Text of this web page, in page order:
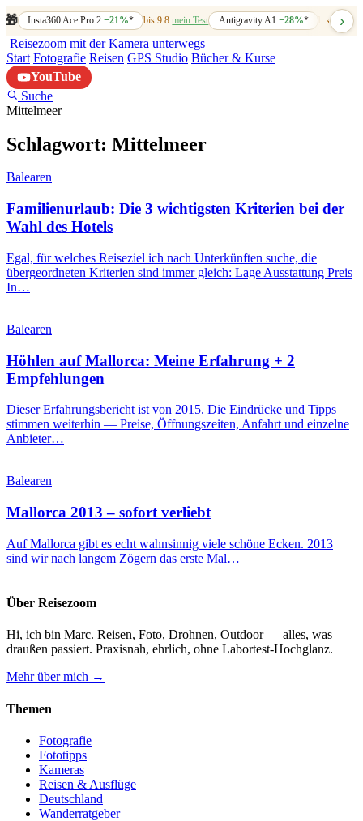
🎁 Insta360 Ace Pro 2−21%* bis 9.8.mein Test Antigravity A1 −28%* bis 7.8.
›
Reisezoom mit der Kamera unterwegs
Start Fotografie Reisen GPS Studio Bücher & Kurse
YouTube
Suche
Mittelmeer
Schlagwort: Mittelmeer
Balearen
Familienurlaub: Die 3 wichtigsten Kriterien bei der
Wahl des Hotels
Egal, für welches Reiseziel ich nach Unterkünften suche, die
übergeordneten Kriterien sind immer gleich: Lage Ausstattung Preis
In…
Balearen
Höhlen auf Mallorca: Meine Erfahrung + 2
Empfehlungen
Dieser Erfahrungsbericht ist von 2015. Die Eindrücke und Tipps
stimmen weiterhin — Preise, Öffnungszeiten, Anfahrt und einzelne
Anbieter…
Balearen
Mallorca 2013 – sofort verliebt
Auf Mallorca gibt es echt wahnsinnig viele schöne Ecken. 2013
sind wir nach langem Zögern das erste Mal…
Über Reisezoom
Hi, ich bin Marc. Reisen, Foto, Drohnen, Outdoor — alles, was
draußen passiert. Praxisnah, ehrlich, ohne Labortest-Hochglanz.
Mehr über mich →
Themen
Fotografie
Fototipps
Kameras
Reisen & Ausflüge
Deutschland
Wanderratgeber